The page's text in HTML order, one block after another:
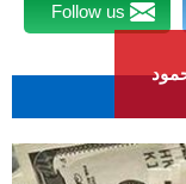
Follow us